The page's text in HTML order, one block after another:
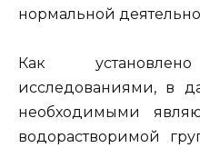
нормальной
Как
исследованиями, в
необходимыми
водорастворимой